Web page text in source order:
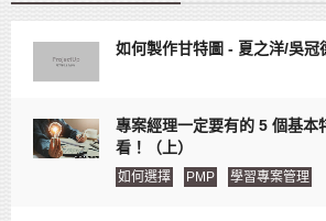
如何製作甘特圖 - 夏之洋/吳冠
專案經理一定要有的 5 個基本
看！（上）
如何選擇 PMP 學習專案管理